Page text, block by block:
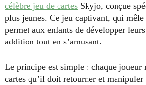
célèbre jeu de cartes Skyjo, conçue
plus jeunes. Ce jeu captivant, qui mêle
permet aux enfants de développer
addition tout en s’amusant.
Le principe est simple : chaque joueur
cartes qu’il doit retourner et